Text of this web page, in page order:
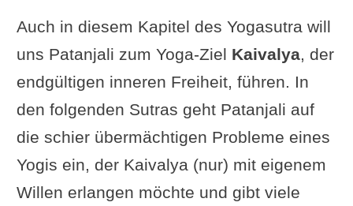
Auch in diesem Kapitel des Yogasutra will
uns Patanjali zum Yoga-Ziel Kaivalya, der
endgültigen inneren Freiheit, führen. In
den folgenden Sutras geht Patanjali auf
die schier übermächtigen Probleme eines
Yogis ein, der Kaivalya (nur) mit eigenem
Willen erlangen möchte und gibt viele